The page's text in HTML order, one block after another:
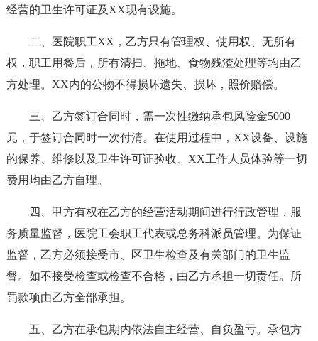
经营的卫生许可证及XX现有设施。
二、医院职工XX，乙方只有管理权、使用权、无所有
权，职工用餐后，所有清扫、拖地、食物残渣处理等均由乙
方处理。XX内的公物不得损坏遗失、损坏，照价赔偿。
三、乙方签订合同时，需一次性缴纳承包风险金5000
元，于签订合同时一次付清。在使用过程中，XX设备、设施
的保养、维修以及卫生许可证验收、XX工作人员体验等一切
费用均由乙方自理。
四、甲方有权在乙方的经营活动期间进行行政管理，服
务质量监督，医院工会职工代表或总务科派员管理。为保证
监督，乙方必须接受市、区卫生检查及有关部门的卫生监
督。如不接受检查或检查不合格，由乙方承担一切责任。所
罚款项由乙方全部承担。
五、乙方在承包期内依法自主经营、自负盈亏。承包方